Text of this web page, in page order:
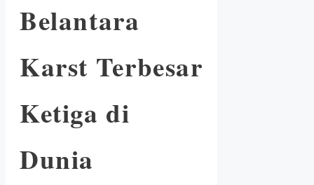
Belantara
Karst Terbesar
Ketiga di
Dunia